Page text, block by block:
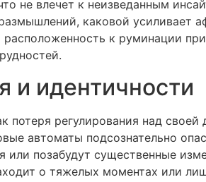
не влечет к неизведанным
каковой усиливает
к руминации
и идентичности
потеря регулирования над
автоматы подсознательно
позабудут существенные
о тяжелых моментах или